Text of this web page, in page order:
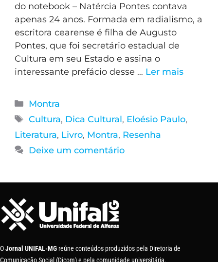
do notebook – Natércia Pontes contava
apenas 24 anos. Formada em radialismo, a
escritora cearense é filha de Augusto
Pontes, que foi secretário estadual de
Cultura em seu Estado e assina o
interessante prefácio desse … Ler mais
Montra
Cultura, Dica Cultural, Eloésio Paulo,
Literatura, Livro, Montra, Resenha
Deixe um comentário
OJornal UNIFAL-MG reúne conteúdos produzidos pela Diretoria de
Comunicação Social (Dicom) e pela comunidade universitária.